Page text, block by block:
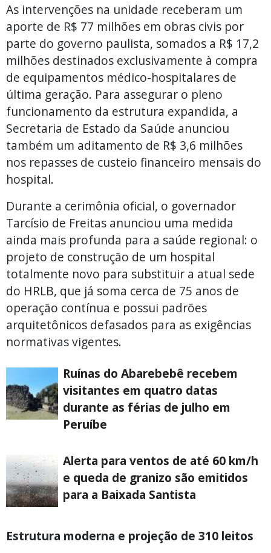
As intervenções na unidade receberam um
aporte de R$ 77 milhões em obras civis por
parte do governo paulista, somados a R$ 17,2
milhões destinados exclusivamente à compra
de equipamentos médico-hospitalares de
última geração. Para assegurar o pleno
funcionamento da estrutura expandida, a
Secretaria de Estado da Saúde anunciou
também um aditamento de R$ 3,6 milhões
nos repasses de custeio financeiro mensais do
hospital.
Durante a cerimônia oficial, o governador
Tarcísio de Freitas anunciou uma medida
ainda mais profunda para a saúde regional: o
projeto de construção de um hospital
totalmente novo para substituir a atual sede
do HRLB, que já soma cerca de 75 anos de
operação contínua e possui padrões
arquitetônicos defasados para as exigências
normativas vigentes.
Ruínas do Abarebebê recebem
visitantes em quatro datas
durante as férias de julho em
Peruíbe
Alerta para ventos de até 60 km/h
e queda de granizo são emitidos
para a Baixada Santista
Estrutura moderna e projeção de 310 leitos